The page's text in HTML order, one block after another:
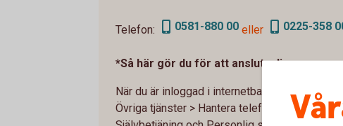
Telefon: 0581-880 00 eller 0225-358
*Så här gör du för att ansluta dig:
När du är inloggad i internetbanken så
Övriga tjänster > Hantera telefontjänst. Följ